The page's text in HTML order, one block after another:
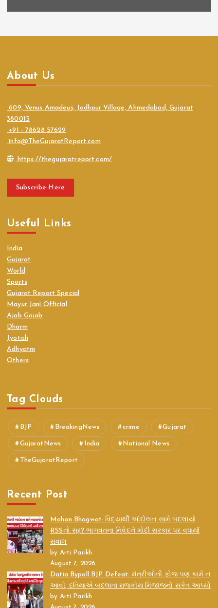
About Us
609, Venus Amadeus, Jodhpur Village, Ahmedabad, Gujarat
380015
+91 - 78628 57629
info@TheGujaratReport.com
https://thegujaratreport.com/
Subscribe Here
Useful Links
India
Gujarat
World
Sports
Gujarat Report Special
Mayur Jani Official
Ajab Gajab
Dharm
Jyotish
Adhyatm
Others
Tag Clouds
BJP BreakingNews crime Gujarat
GujaratNews India National News
TheGujaratReport
Recent Post
Mohan Bhagwat: વિદ્યાર્થી આંદોલન સામે બદલાયો
RSSનો સૂર? ભાગવતના નિવેદને મોદી સરકાર પર વધાર્યા
સવાલ
by Arti Parikh
August 7, 2026
Datia Bypoll BJP Defeat: મંત્રીઓની ફોજ પણ કામે ન
આવી, દતિયાએ બદલાતા રાજકીય મિજાજનો સંકેત આપ્યો
by Arti Parikh